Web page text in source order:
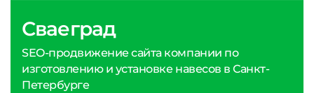
Сваеград
SEO-продвижение сайта компании по
изготовлению и установке навесов в Санкт-
Петербурге